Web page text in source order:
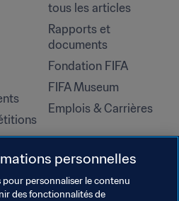
contre
tous les articles
Rapports et
documents
Fondation FIFA
FIFA Museum
Emplois & Carrières
personnelles
personnaliser le contenu
des fonctionnalités de